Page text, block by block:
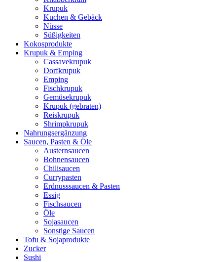
Krupuk
Kuchen & Gebäck
Nüsse
Süßigkeiten
Kokosprodukte
Krupuk & Emping
Cassavekrupuk
Dorfkrupuk
Emping
Fischkrupuk
Gemüsekrupuk
Krupuk (gebraten)
Reiskrupuk
Shrimpkrupuk
Nahrungsergänzung
Saucen, Pasten & Öle
Austernsaucen
Bohnensaucen
Chilisaucen
Currypasten
Erdnusssaucen & Pasten
Essig
Fischsaucen
Öle
Sojasaucen
Sonstige Saucen
Tofu & Sojaprodukte
Zucker
Sushi